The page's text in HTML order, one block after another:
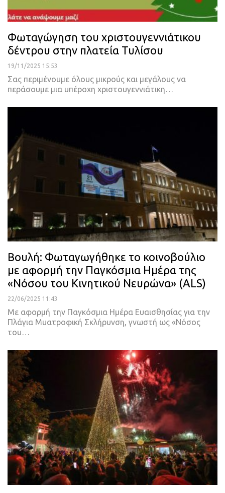
Φωταγώγηση του χριστουγεννιάτικου
δέντρου στην πλατεία Τυλίσου
19/11/2025 15:53
Σας περιμένουμε όλους μικρούς και μεγάλους να
περάσουμε μια υπέροχη χριστουγεννιάτικη…
Βουλή: Φωταγωγήθηκε το κοινοβούλιο
με αφορμή την Παγκόσμια Ημέρα της
«Νόσου του Κινητικού Νευρώνα» (ALS)
22/06/2025 11:43
Με αφορμή την Παγκόσμια Ημέρα Ευαισθησίας για την
Πλάγια Μυατροφική Σκλήρυνση, γνωστή ως «Νόσος
του…